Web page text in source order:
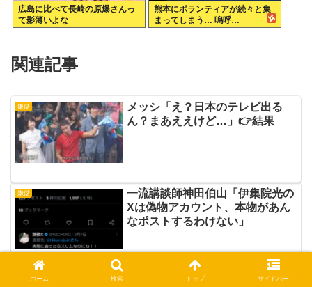
広島に比べて長崎の原爆さんっ
て影薄いよな
熊本にボランティアが続々と集
まってしまう… 嗚呼…
関連記事
嫌儲
メッシ「え？日本のテレビ出る
ん？まあええけど…」👉結果
嫌儲
一流講談師神田伯山「伊集院光の
Xは偽物アカウント、本物があん
なポストするわけない」
嫌儲 浜辺美波とSEXできるけど100日
ホーム 検索 トップ サイドバー